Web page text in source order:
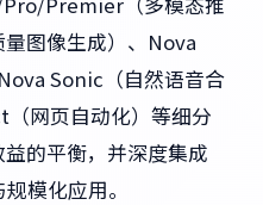
图像生成）、Nova
Sonic（自然语音合
网页自动化）等细分
的平衡，并深度集成
模化应用。